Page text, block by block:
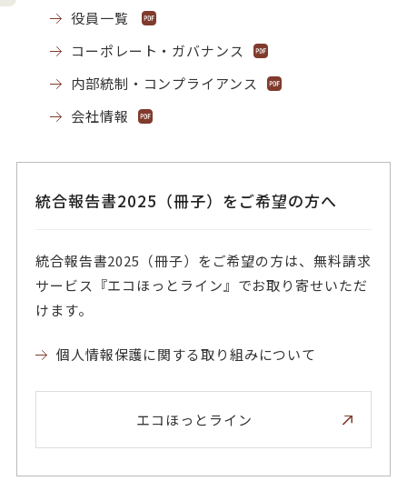
役員一覧
コーポレート・ガバナンス
内部統制・コンプライアンス
会社情報
統合報告書2025（冊子）をご希望の方へ
統合報告書2025（冊子）をご希望の方は、無料請求
サービス『エコほっとライン』でお取り寄せいただ
けます。
個人情報保護に関する取り組みについて
エコほっとライン